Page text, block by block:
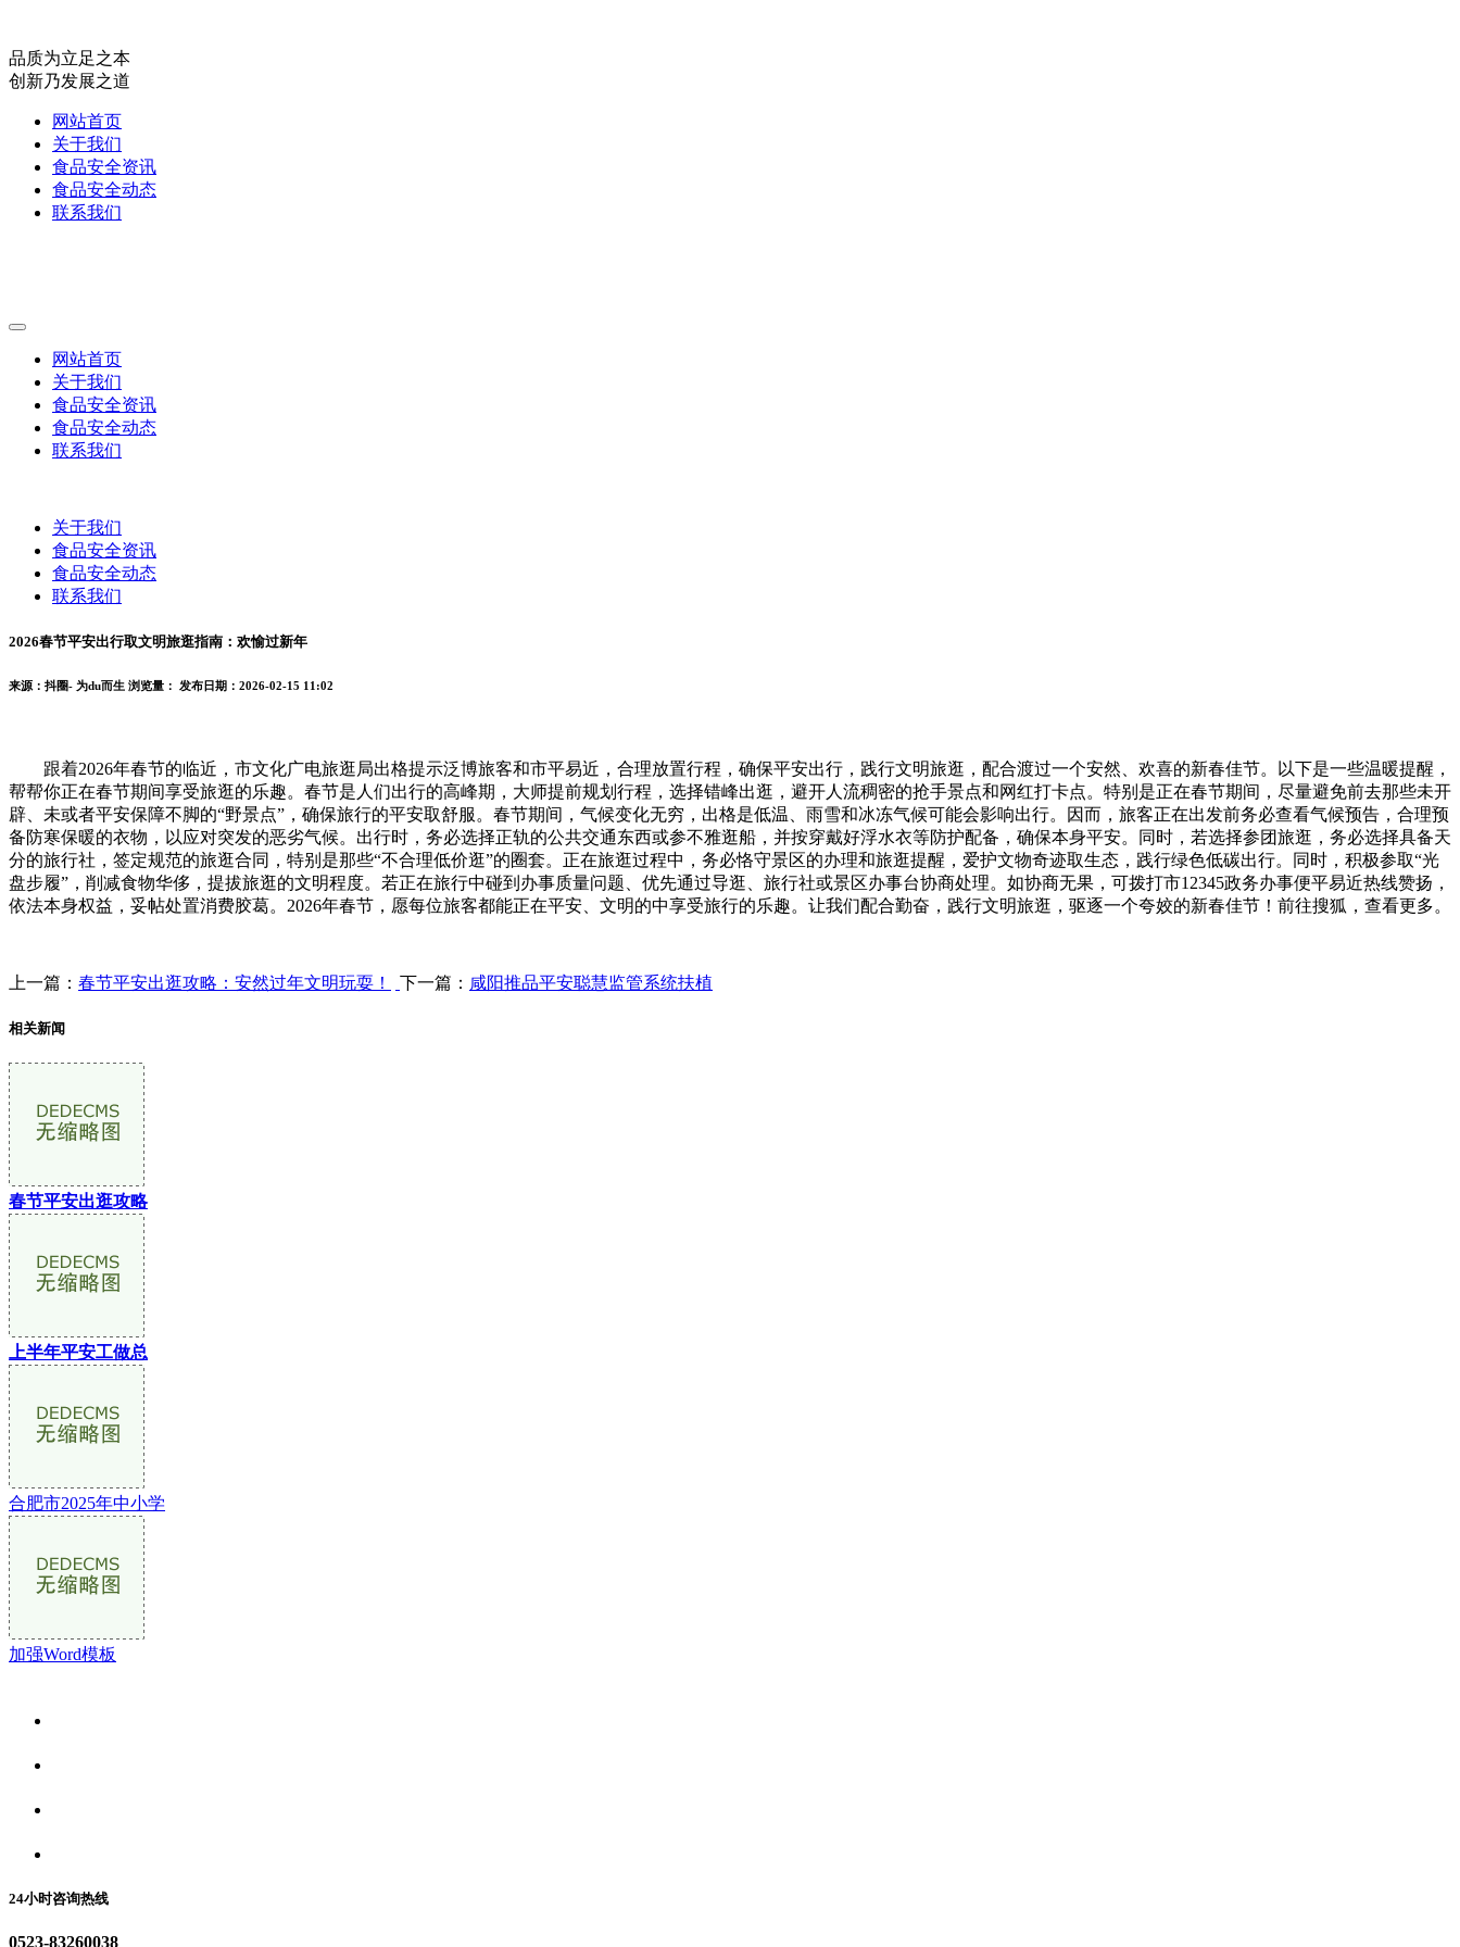
品质为立足之本
创新乃发展之道
网站首页
关于我们
食品安全资讯
食品安全动态
联系我们
网站首页
关于我们
食品安全资讯
食品安全动态
联系我们
关于我们
食品安全资讯
食品安全动态
联系我们
2026春节平安出行取文明旅逛指南：欢愉过新年
来源：抖圈- 为du而生 浏览量： 发布日期：2026-02-15 11:02
跟着2026年春节的临近，市文化广电旅逛局出格提示泛博旅客和市平易近，合理放置行程，确保平安出行，践行文明旅逛，配合渡过一个安然、欢喜的新春佳节。以下是一些温暖提醒，
帮帮你正在春节期间享受旅逛的乐趣。春节是人们出行的高峰期，大师提前规划行程，选择错峰出逛，避开人流稠密的抢手景点和网红打卡点。特别是正在春节期间，尽量避免前去那些未开
辟、未或者平安保障不脚的“野景点”，确保旅行的平安取舒服。春节期间，气候变化无穷，出格是低温、雨雪和冰冻气候可能会影响出行。因而，旅客正在出发前务必查看气候预告，合理预
备防寒保暖的衣物，以应对突发的恶劣气候。出行时，务必选择正轨的公共交通东西或参不雅逛船，并按穿戴好浮水衣等防护配备，确保本身平安。同时，若选择参团旅逛，务必选择具备天
分的旅行社，签定规范的旅逛合同，特别是那些“不合理低价逛”的圈套。正在旅逛过程中，务必恪守景区的办理和旅逛提醒，爱护文物奇迹取生态，践行绿色低碳出行。同时，积极参取“光
盘步履”，削减食物华侈，提拔旅逛的文明程度。若正在旅行中碰到办事质量问题、优先通过导逛、旅行社或景区办事台协商处理。如协商无果，可拨打市12345政务办事便平易近热线赞扬，
依法本身权益，妥帖处置消费胶葛。2026年春节，愿每位旅客都能正在平安、文明的中享受旅行的乐趣。让我们配合勤奋，践行文明旅逛，驱逐一个夸姣的新春佳节！前往搜狐，查看更多。
上一篇： 春节平安出逛攻略：安然过年文明玩耍！ 下一篇： 咸阳推品平安聪慧监管系统扶植
相关新闻
春节平安出逛攻略
上半年平安工做总
合肥市2025年中小学
加强Word模板
24小时咨询热线
0523-83260038